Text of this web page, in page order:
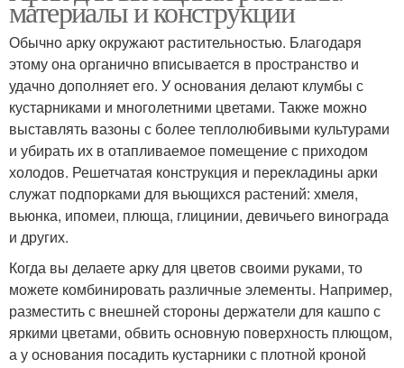
материалы и конструкции
Обычно арку окружают растительностью. Благодаря
этому она органично вписывается в пространство и
удачно дополняет его. У основания делают клумбы с
кустарниками и многолетними цветами. Также можно
выставлять вазоны с более теплолюбивыми культурами
и убирать их в отапливаемое помещение с приходом
холодов. Решетчатая конструкция и перекладины арки
служат подпорками для вьющихся растений: хмеля,
вьюнка, ипомеи, плюща, глицинии, девичьего винограда
и других.
Когда вы делаете арку для цветов своими руками, то
можете комбинировать различные элементы. Например,
разместить с внешней стороны держатели для кашпо с
яркими цветами, обвить основную поверхность плющом,
а у основания посадить кустарники с плотной кроной